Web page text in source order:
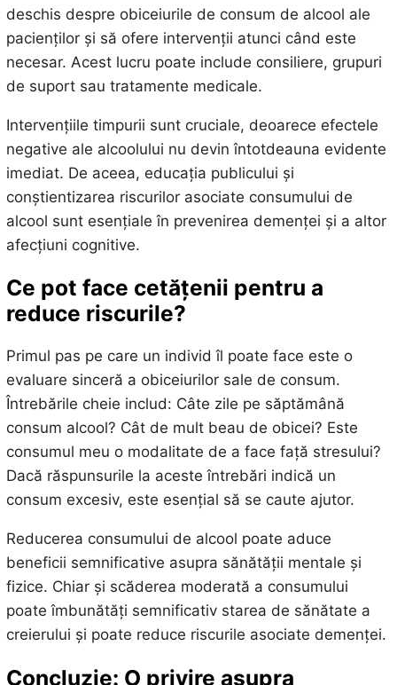
deschis despre obiceiurile de consum de alcool ale
pacienților și să ofere intervenții atunci când este
necesar. Acest lucru poate include consiliere, grupuri
de suport sau tratamente medicale.
Intervențiile timpurii sunt cruciale, deoarece efectele
negative ale alcoolului nu devin întotdeauna evidente
imediat. De aceea, educația publicului și
conștientizarea riscurilor asociate consumului de
alcool sunt esențiale în prevenirea demenței și a altor
afecțiuni cognitive.
Ce pot face cetățenii pentru a
reduce riscurile?
Primul pas pe care un individ îl poate face este o
evaluare sinceră a obiceiurilor sale de consum.
Întrebările cheie includ: Câte zile pe săptămână
consum alcool? Cât de mult beau de obicei? Este
consumul meu o modalitate de a face față stresului?
Dacă răspunsurile la aceste întrebări indică un
consum excesiv, este esențial să se caute ajutor.
Reducerea consumului de alcool poate aduce
beneficii semnificative asupra sănătății mentale și
fizice. Chiar și scăderea moderată a consumului
poate îmbunătăți semnificativ starea de sănătate a
creierului și poate reduce riscurile asociate demenței.
Concluzie: O privire asupra